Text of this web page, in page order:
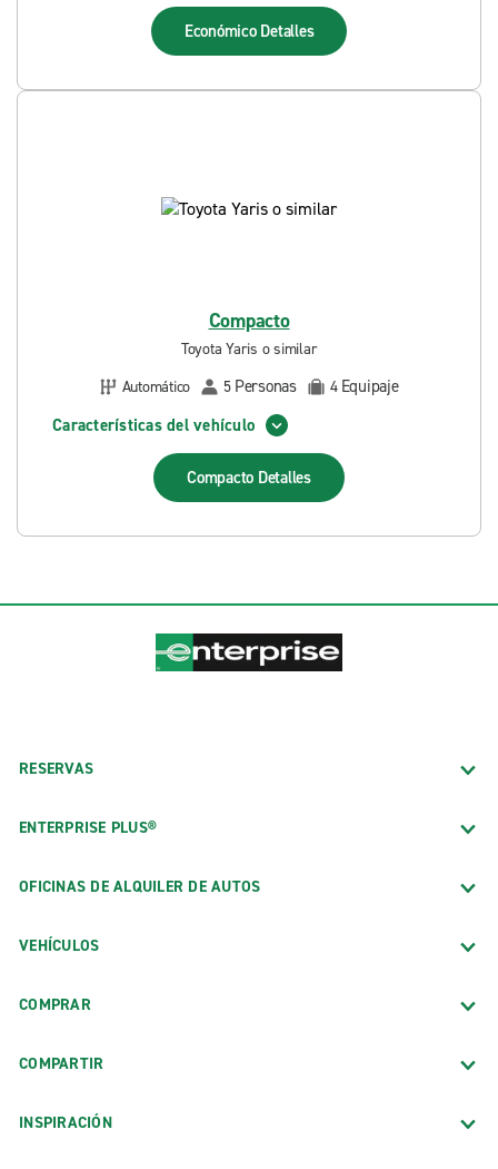
Económico Detalles
Compacto
Toyota Yaris o similar
Automático
5 Personas 4 Equipaje
Características del vehículo
Compacto Detalles
RESERVAS
ENTERPRISE PLUS®
OFICINAS DE ALQUILER DE AUTOS
VEHÍCULOS
COMPRAR
COMPARTIR
INSPIRACIÓN